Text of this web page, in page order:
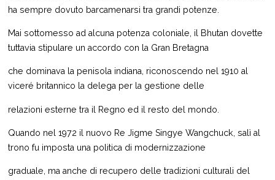
ha sempre dovuto barcamenarsi tra grandi potenze.
Mai sottomesso ad alcuna potenza coloniale, il Bhutan dovette
tuttavia stipulare un accordo con la Gran Bretagna
che dominava la penisola indiana, riconoscendo nel 1910 al
viceré britannico la delega per la gestione delle
relazioni esterne tra il Regno ed il resto del mondo.
Quando nel 1972 il nuovo Re Jigme Singye Wangchuck, salì al
trono fu imposta una politica di modernizzazione
graduale, ma anche di recupero delle tradizioni culturali del